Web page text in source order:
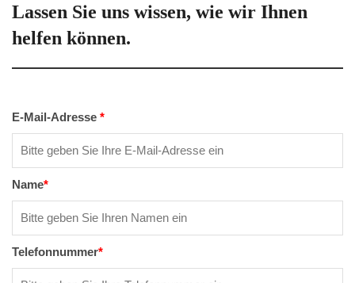
Lassen Sie uns wissen, wie wir Ihnen
helfen können.
E-Mail-Adresse *
Name*
Telefonnummer*